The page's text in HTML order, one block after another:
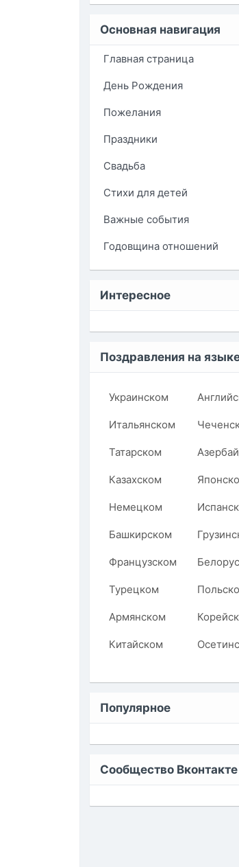
Основная навигация
Главная страница
День Рождения
Пожелания
Праздники
Свадьба
Стихи для детей
Важные события
Годовщина отношений
Интересное
Поздравления на
Украинском
Итальянском
Татарском
Казахском
Немецком
Башкирском
Французском
Турецком
Армянском
Китайском
Популярное
Сообщество Вконтакте